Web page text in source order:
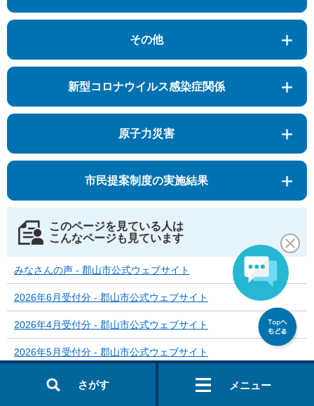
さがす メニュー
その他
新型コロナウイルス感染症関係
原子力災害
市民提案制度の実施結果
このページを見ている人は
こんなページも見ています
みなさんの声 - 郡山市公式ウェブサイト
2026年6月受付分 - 郡山市公式ウェブサイト
2026年4月受付分 - 郡山市公式ウェブサイト
2026年5月受付分 - 郡山市公式ウェブサイト
小学校・中学校 - 市民提案制度～みなさんの声～ - 郡山市公式ウ
ェブサイト